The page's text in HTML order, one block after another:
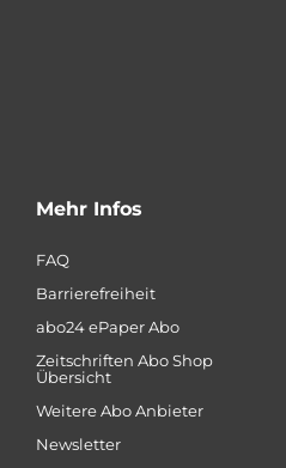
Mehr Infos
FAQ
Barrierefreiheit
abo24 ePaper Abo
Zeitschriften Abo Shop
Übersicht
Weitere Abo Anbieter
Newsletter